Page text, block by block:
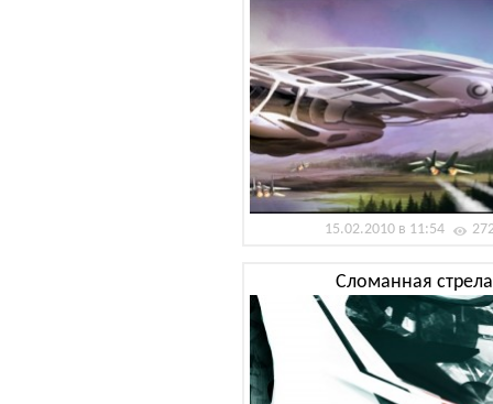
15.02.2010 в 11:54
Сломанная стрела